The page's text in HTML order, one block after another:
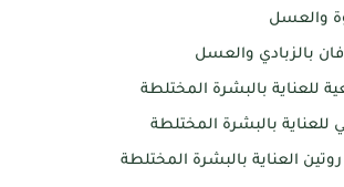
والعسل
بالزبادي والعسل
للعناية بالبشرة المختلطة
للعناية بالبشرة المختلطة
العناية بالبشرة المختلطة